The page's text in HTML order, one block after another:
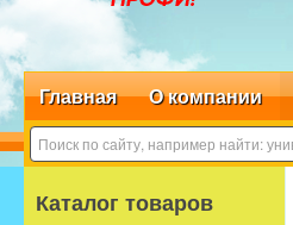
Главная О компании
Каталог товаров